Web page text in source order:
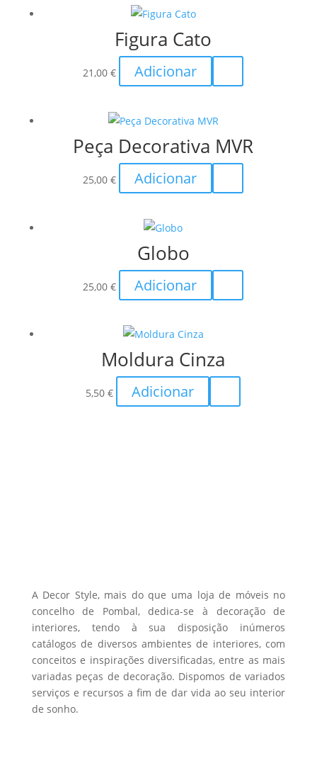
through
73,00 €
The
may
on
the
Figura Cato
21,00€ Adicionar
Peça Decorativa MVR
25,00€ Adicionar
Globo
25,00€ Adicionar
Moldura Cinza
5,50€ Adicionar
A Decor Style, mais do que uma loja de móveis no
concelho de Pombal, dedica-se à decoração de
interiores, tendo à sua disposição inúmeros
catálogos de diversos ambientes de interiores, com
conceitos e inspirações diversificadas, entre as mais
variadas peças de decoração. Dispomos de variados
serviços e recursos a fim de dar vida ao seu interior
de sonho.